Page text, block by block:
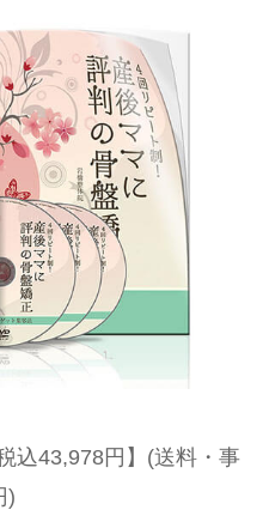
込43,978円】(送料・事
)